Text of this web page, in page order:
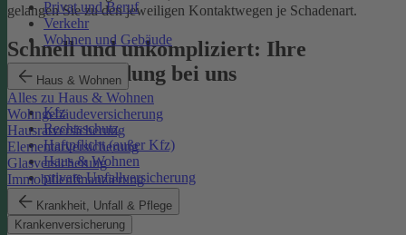
Privat und Beruf
Verkehr
Wohnen und Gebäude
Haus & Wohnen
Alles zu Haus & Wohnen
Wohngebäudeversicherung
Hausratversicherung
Elementarversicherung
Glasversicherung
Immobilienfinanzierung
Krankheit, Unfall & Pflege
Krankenversicherung
gelangen Sie zu den jeweiligen Kontaktwegen je Schadenart.
Schnell und unkompliziert: Ihre
Schadenmeldung bei uns
Kfz
Rechtsschutz
Haftpflicht (außer Kfz)
Haus & Wohnen
private Unfallversicherung
Auslandskrankenschutz
Reiserücktritt
Reisegepäck